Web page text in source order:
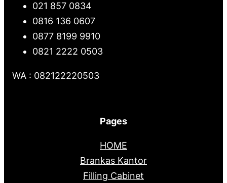
021 857 0834
0816 136 0607
0877 8199 9910
0821 2222 0503
WA : 082122220503
Pages
HOME
Brankas Kantor
Filling Cabinet